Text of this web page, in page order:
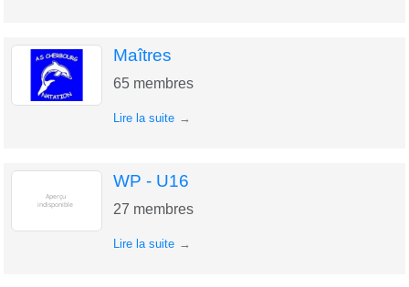
Maîtres
65 membres
Lire la suite
WP - U16
27 membres
Lire la suite